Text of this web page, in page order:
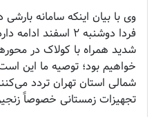
وی با بیان اینکه سامانه
فردا دوشنبه ۲
شدید همراه با کولاک در
خواهیم بود؛ توصیه ما این
شمالی استان تهران تردد
تجهیزات زمستانی خصوصاً